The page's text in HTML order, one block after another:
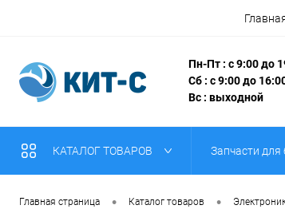
Пн-Пт : с 9:00 до
Сб : с 9:00 до
Вс : выходной
КАТАЛОГ ТОВАРОВ Запчасти для
Главная страница • Каталог товаров •